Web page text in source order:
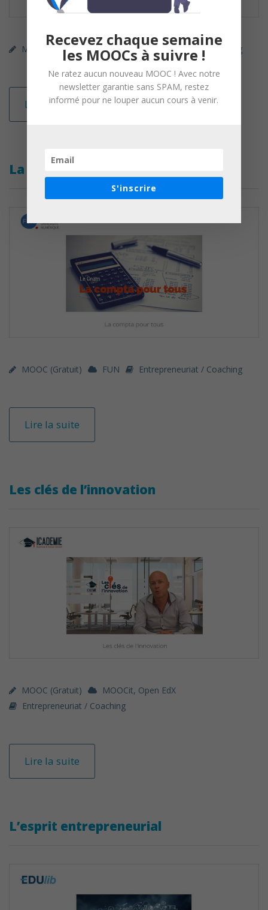
MOOC (gratuit) FUN Entrepreneuriat / Coaching
Lire la suite
La compta pour tous
MOOC (gratuit) FUN Entrepreneuriat / Coaching
Lire la suite
Les clés de l’innovation
MOOC (gratuit) MOOCit, Open EdX
Entrepreneuriat / Coaching
Lire la suite
L’esprit entrepreneurial
Recevez chaque semaine
les MOOCs à suivre !
Ne ratez aucun nouveau MOOC ! Avec notre
newsletter garantie sans SPAM, restez
informé pour ne louper aucun cours à venir.
S'inscrire